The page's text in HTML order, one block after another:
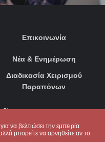
να βελτιώσει την εμπειρία
μπορείτε να αρνηθείτε αν το
Επικοινωνία
Νέα & Ενημέρωση
Διαδικασία Χειρισμού
Παραπόνων
μας: